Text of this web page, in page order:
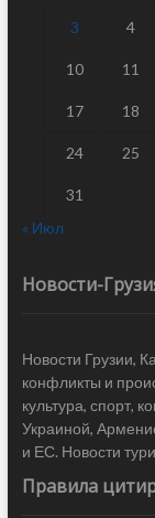
3 4
10 11
17 18
24 25
31
« Июл
Новости-
Новости Грузии,
конфликты и
культура, спорт,
Украиной,
и ЕС. Новости
Правила